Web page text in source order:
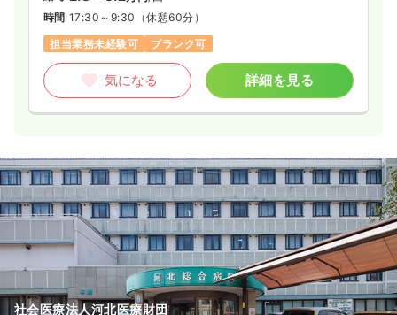
時間 17:30～9:30 （休憩60分）
担当業務未経験可
ブランク可
気になる 詳細を見る
社会医療法人河北医療財団